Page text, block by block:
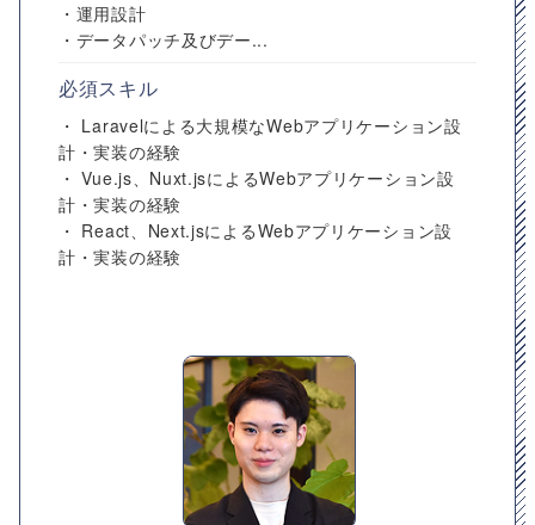
・運用設計
・データパッチ及びデー...
必須スキル
・ Laravelによる大規模なWebアプリケーション設
計・実装の経験
・ Vue.js、Nuxt.jsによるWebアプリケーション設
計・実装の経験
・ React、Next.jsによるWebアプリケーション設
計・実装の経験